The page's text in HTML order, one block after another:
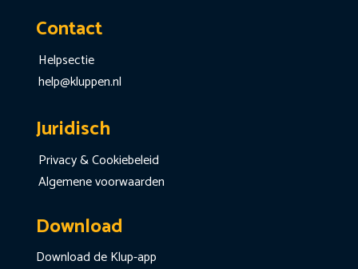
Contact
Helpsectie
help@kluppen.nl
Juridisch
Privacy & Cookiebeleid
Algemene voorwaarden
Download
Download de Klup-app